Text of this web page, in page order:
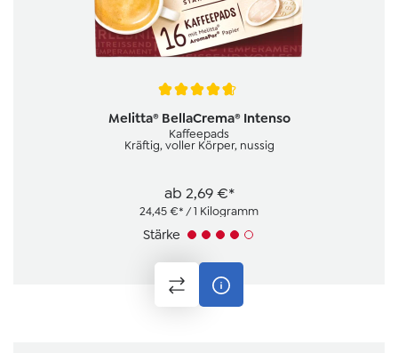
Durchschnittliche Bewertung von 4.7 von 5 Sternen
Melitta® BellaCrema® Intenso
Kaffeepads
Kräftig, voller Körper, nussig
ab 2,69 €*
24,45 €* / 1 Kilogramm
Stärke